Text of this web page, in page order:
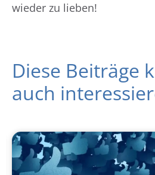
wieder zu lieben!
Diese Beiträge
auch